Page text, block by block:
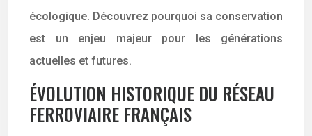
écologique. Découvrez pourquoi sa conservation
est un enjeu majeur pour les générations
actuelles et futures.
ÉVOLUTION HISTORIQUE DU RÉSEAU
FERROVIAIRE FRANÇAIS